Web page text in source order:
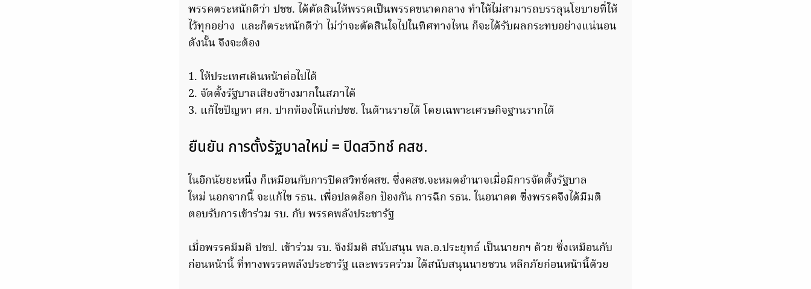
พรรคตระหนักดีว่า ปชช. ได้ตัดสินให้พรรคเป็นพรรคขนาดกลาง ทำให้ไม่สามารถบรรลุนโยบายที่ให้
ไว้ทุกอย่าง และก็ตระหนักดีว่า ไม่ว่าจะตัดสินใจไปในทิศทางไหน ก็จะได้รับผลกระทบอย่างแน่นอน
ดังนั้น จึงจะต้อง
1. ให้ประเทศเดินหน้าต่อไปได้
2. จัดตั้งรัฐบาลเสียงข้างมากในสภาได้
3. แก้ไขปัญหา ศก. ปากท้องให้แก่ปชช. ในด้านรายได้ โดยเฉพาะเศรษกิจฐานรากได้
ยืนยัน การตั้งรัฐบาลใหม่ = ปิดสวิทช์ คสช.
ในอีกนัยยะหนึ่ง ก็เหมือนกับการปิดสวิทช์คสช. ซึ่งคสช.จะหมดอำนาจเมื่อมีการจัดตั้งรัฐบาล
ใหม่ นอกจากนี้ จะแก้ไข รธน. เพื่อปลดล็อก ป้องกัน การฉีก รธน. ในอนาคต ซึ่งพรรคจึงได้มีมติ
ตอบรับการเข้าร่วม รบ. กับ พรรคพลังประชารัฐ
เมื่อพรรคมีมติ ปชป. เข้าร่วม รบ. จึงมีมติ สนับสนุน พล.อ.ประยุทธ์ เป็นนายกฯ ด้วย ซึ่งเหมือนกับ
ก่อนหน้านี้ ที่ทางพรรคพลังประชารัฐ และพรรคร่วม ได้สนับสนุนนายชวน หลีกภัยก่อนหน้านี้ด้วย